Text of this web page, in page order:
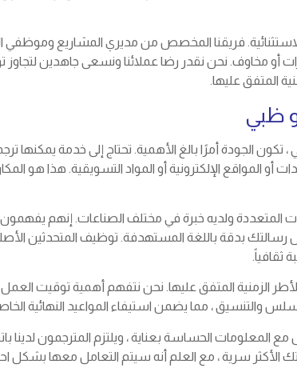
فريقنا المخصص من مديري المشاريع وموظفي
مخاوف. نحن نقدر رضا عملائنا ونسعى جاهدين لتجاوز
المتفق عليها.
ظبي
تكون الجودة أمرًا بالغ الأهمية. تحتاج إلى خدمة يمكنها
المواقع الإلكترونية أو المواد التسويقية. هذا هو
المتعددة ولديه خبرة في مختلف الصناعات. إنهم
رسالتك بدقة باللغة المستهدفة. توظيف المتحدثين
ثقافياً.
الزمنية المتفق عليها. نحن نتفهم أهمية توقيت
والتنسيق ، مما يضمن استيفاء المواعيد النهائية
مع المعلومات الحساسة بعناية ، ويلتزم المترجمون لدينا
الأكثر سرية ، مع العلم أنه سيتم التعامل معها بشكل